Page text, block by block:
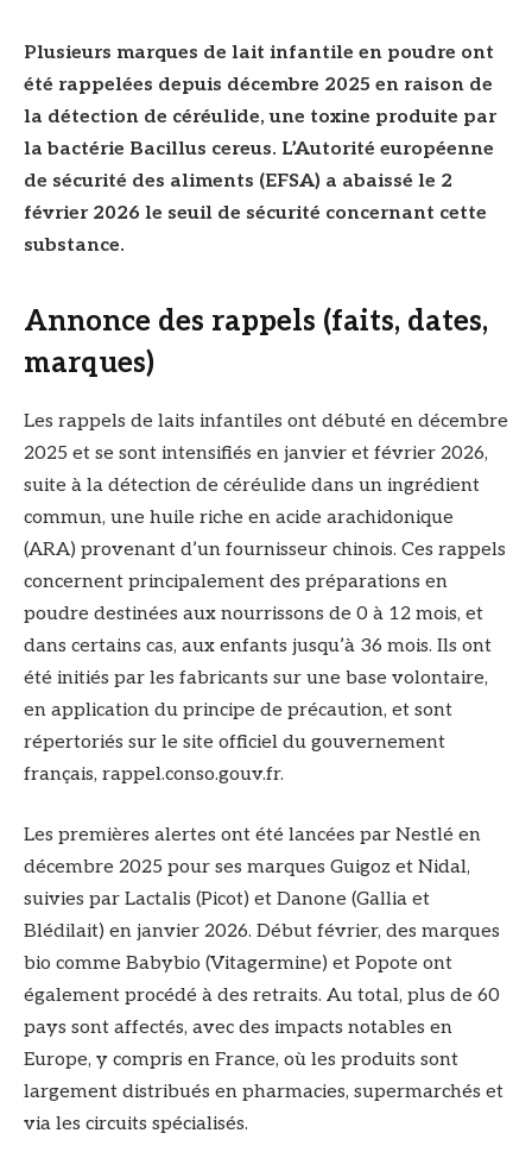
Plusieurs marques de lait infantile en poudre ont
été rappelées depuis décembre 2025 en raison de
la détection de céréulide, une toxine produite par
la bactérie Bacillus cereus. L’Autorité européenne
de sécurité des aliments (EFSA) a abaissé le 2
février 2026 le seuil de sécurité concernant cette
substance.
Annonce des rappels (faits, dates,
marques)
Les rappels de laits infantiles ont débuté en décembre
2025 et se sont intensifiés en janvier et février 2026,
suite à la détection de céréulide dans un ingrédient
commun, une huile riche en acide arachidonique
(ARA) provenant d’un fournisseur chinois. Ces rappels
concernent principalement des préparations en
poudre destinées aux nourrissons de 0 à 12 mois, et
dans certains cas, aux enfants jusqu’à 36 mois. Ils ont
été initiés par les fabricants sur une base volontaire,
en application du principe de précaution, et sont
répertoriés sur le site officiel du gouvernement
français, rappel.conso.gouv.fr.
Les premières alertes ont été lancées par Nestlé en
décembre 2025 pour ses marques Guigoz et Nidal,
suivies par Lactalis (Picot) et Danone (Gallia et
Blédilait) en janvier 2026. Début février, des marques
bio comme Babybio (Vitagermine) et Popote ont
également procédé à des retraits. Au total, plus de 60
pays sont affectés, avec des impacts notables en
Europe, y compris en France, où les produits sont
largement distribués en pharmacies, supermarchés et
via les circuits spécialisés.